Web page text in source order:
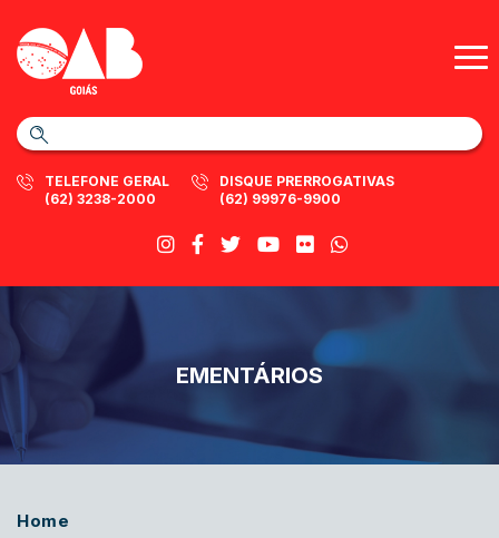
TELEFONE GERAL
(62) 3238-2000
DISQUE PRERROGATIVAS
(62) 99976-9900
EMENTÁRIOS
Home